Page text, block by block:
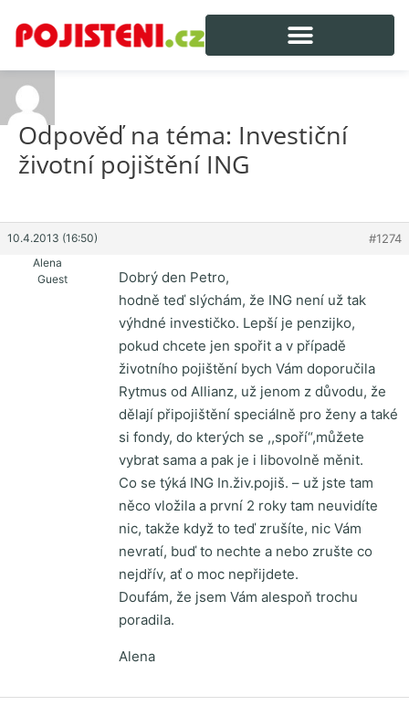
Odpověď na téma: Investiční
životní pojištění ING
10.4.2013 (16:50) #1274
Alena
Guest
Dobrý den Petro,
hodně teď slýchám, že ING není už tak
výhdné investičko. Lepší je penzijko,
pokud chcete jen spořit a v případě
životního pojištění bych Vám doporučila
Rytmus od Allianz, už jenom z důvodu, že
dělají připojištění speciálně pro ženy a také
si fondy, do kterých se ,,spoří“,můžete
vybrat sama a pak je i libovolně měnit.
Co se týká ING In.živ.pojiš. – už jste tam
něco vložila a první 2 roky tam neuvidíte
nic, takže když to teď zrušíte, nic Vám
nevratí, buď to nechte a nebo zrušte co
nejdřív, ať o moc nepřijdete.
Doufám, že jsem Vám alespoň trochu
poradila.
Alena